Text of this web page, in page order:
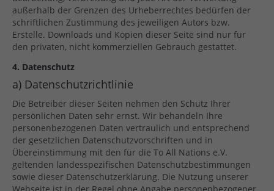
außerhalb der Grenzen des Urheberrechtes bedürfen der
schriftlichen Zustimmung des jeweiligen Autors bzw.
Erstelle. Downloads und Kopien dieser Seite sind nur für
den privaten, nicht kommerziellen Gebrauch gestattet.
4. Datenschutz
a) Datenschutzrichtlinie
Die Betreiber dieser Seiten nehmen den Schutz Ihrer
persönlichen Daten sehr ernst. Wir behandeln Ihre
personenbezogenen Daten vertraulich und entsprechend
der gesetzlichen Datenschutzvorschriften und in
Übereinstimmung mit den für die To All Nations e.V.
geltenden landesspezifischen Datenschutzbestimmungen
sowie dieser Datenschutzerklärung. Die Nutzung unserer